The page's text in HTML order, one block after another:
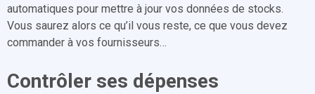
automatiques pour mettre à jour vos données de stocks.
Vous saurez alors ce qu’il vous reste, ce que vous devez
commander à vos fournisseurs…
Contrôler ses dépenses